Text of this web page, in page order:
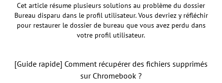
Cet article résume plusieurs solutions au problème du dossier
Bureau disparu dans le profil utilisateur. Vous devriez y réfléchir
pour restaurer le dossier de bureau que vous avez perdu dans
votre profil utilisateur.
[Guide rapide] Comment récupérer des fichiers supprimés
sur Chromebook ?